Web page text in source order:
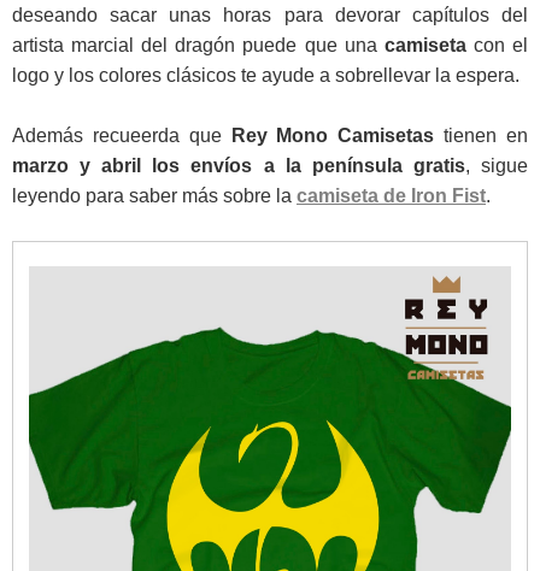
deseando sacar unas horas para devorar capítulos del
artista marcial del dragón puede que una camisetacon el
logo y los colores clásicos te ayude a sobrellevar la espera.
Además recueerda que Rey Mono Camisetas tienen en
marzo y abril los envíos a la península gratis, sigue
leyendo para saber más sobre la camiseta de Iron Fist.